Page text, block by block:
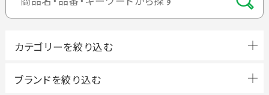
ブランドを絞り込む